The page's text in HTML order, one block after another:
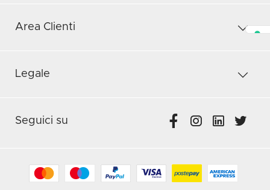
Area Clienti
Legale
Seguici su